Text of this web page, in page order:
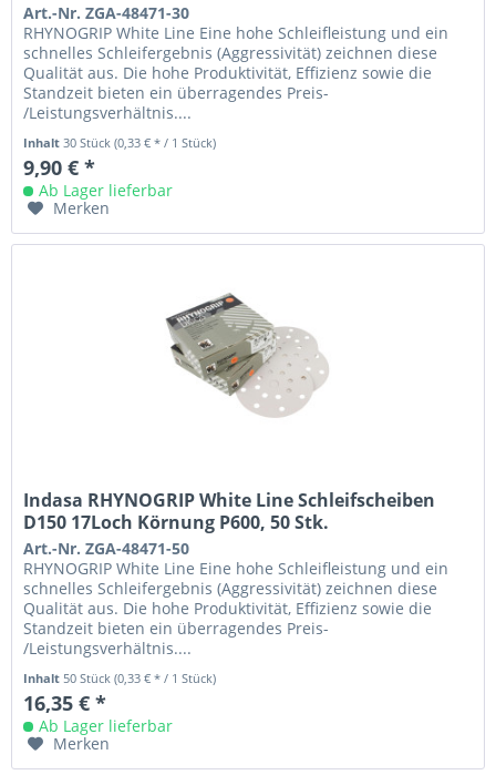
Art.-Nr. ZGA-48471-30
RHYNOGRIP White Line Eine hohe Schleifleistung und ein
schnelles Schleifergebnis (Aggressivität) zeichnen diese
Qualität aus. Die hohe Produktivität, Effizienz sowie die
Standzeit bieten ein überragendes Preis-
/Leistungsverhältnis....
Inhalt 30 Stück(0,33 € * / 1 Stück)
9,90 € *
Ab Lager lieferbar
Merken
Indasa RHYNOGRIP White Line Schleifscheiben
D150 17Loch Körnung P600, 50 Stk.
Art.-Nr. ZGA-48471-50
RHYNOGRIP White Line Eine hohe Schleifleistung und ein
schnelles Schleifergebnis (Aggressivität) zeichnen diese
Qualität aus. Die hohe Produktivität, Effizienz sowie die
Standzeit bieten ein überragendes Preis-
/Leistungsverhältnis....
Inhalt 50 Stück(0,33 € * / 1 Stück)
16,35 € *
Ab Lager lieferbar
Merken